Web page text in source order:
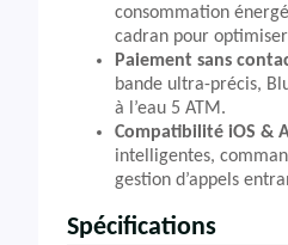
consommation
cadran pour
Paiement sans
bande ultra-précis,
à l’eau 5 ATM.
Compatibilité iOS &
intelligentes,
gestion d’appels
Spécifications